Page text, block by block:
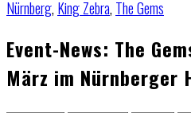
Nürnberg, King Zebra, The Gems
Event-News: The
März im Nürnberger